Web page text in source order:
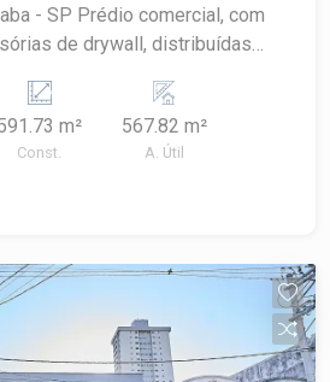
com
de drywall, distribuídas
de uso comum. Imóvel
Bonifácio. Agende sua
m²
Const.
567.82 m²
A. Útil